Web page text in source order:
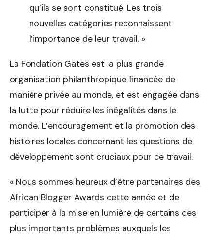
qu’ils se sont constitué. Les trois
nouvelles catégories reconnaissent
l’importance de leur travail. »
La Fondation Gates est la plus grande
organisation philanthropique financée de
manière privée au monde, et est engagée dans
la lutte pour réduire les inégalités dans le
monde. L’encouragement et la promotion des
histoires locales concernant les questions de
développement sont cruciaux pour ce travail.
« Nous sommes heureux d’être partenaires des
African Blogger Awards cette année et de
participer à la mise en lumière de certains des
plus importants problèmes auxquels les